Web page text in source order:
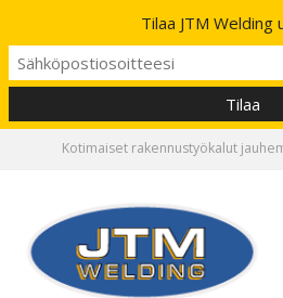
Kotimaiset rakennustyökalut
Tilaa JTM Welding